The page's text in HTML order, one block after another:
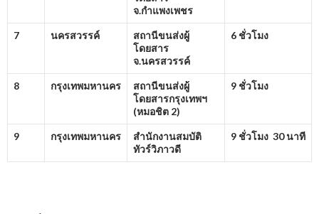
จ.กำแพงเพชร
7 นครสวรรค์
สถานีขนส่งผู้
โดยสาร
จ.นครสวรรค์
6 ชั่วโมง
8 กรุงเทพมหานคร
สถานีขนส่งผู้
โดยสารกรุงเทพฯ
(หมอชิต 2)
9 ชั่วโมง
9 กรุงเทพมหานคร
สำนักงานสมบัติ
ทัวร์วิภาวดี
9 ชั่วโมง 30 นาที